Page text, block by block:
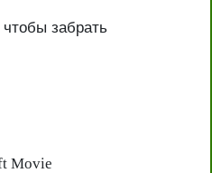
забрать
Movie